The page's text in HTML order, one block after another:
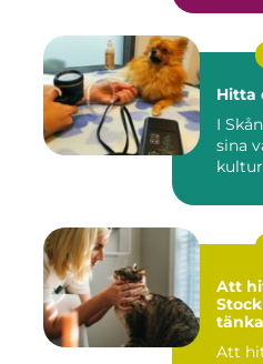
Hitta
I
sina
Att
Att